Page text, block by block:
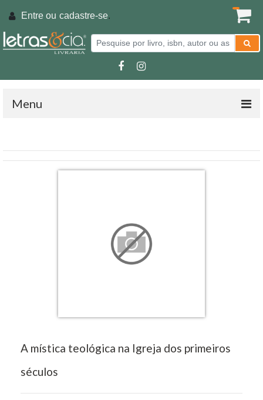
Entre ou cadastre-se.
Menu
A mística teológica na Igreja dos primeiros
séculos